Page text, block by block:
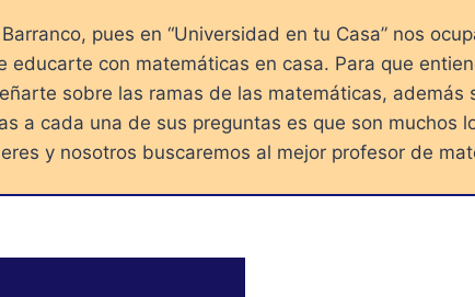
pues en “Universidad en tu Casa” nos
con matemáticas en casa. Para que
sobre las ramas de las matemáticas,
a cada una de sus preguntas es que son muchos
y nosotros buscaremos al mejor profesor de